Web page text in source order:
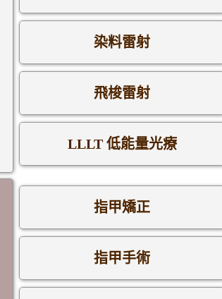
染料雷射
飛梭雷射
LLLT 低能量光療
指甲矯正
指甲手術